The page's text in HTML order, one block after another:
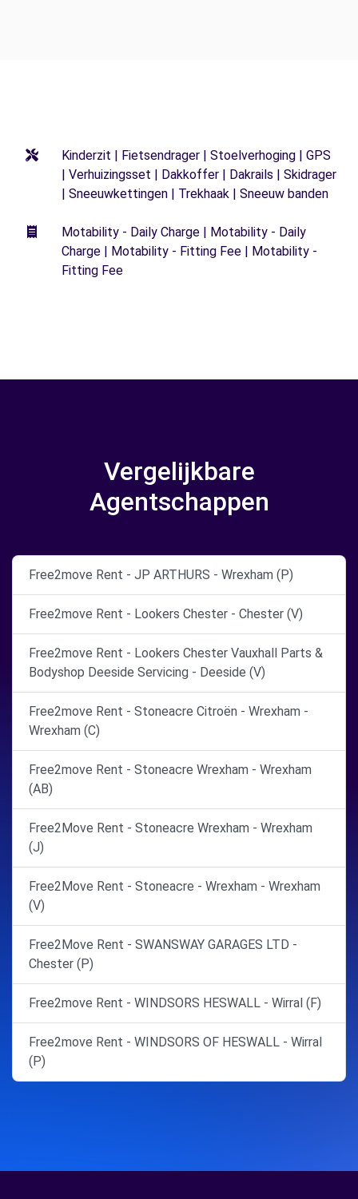
Kinderzit | Fietsendrager | Stoelverhoging | GPS
| Verhuizingsset | Dakkoffer | Dakrails | Skidrager
| Sneeuwkettingen | Trekhaak | Sneeuw banden
Motability - Daily Charge | Motability - Daily
Charge | Motability - Fitting Fee | Motability -
Fitting Fee
Vergelijkbare
Agentschappen
Free2move Rent - JP ARTHURS - Wrexham (P)
Free2move Rent - Lookers Chester - Chester (V)
Free2move Rent - Lookers Chester Vauxhall Parts &
Bodyshop Deeside Servicing - Deeside (V)
Free2move Rent - Stoneacre Citroën - Wrexham -
Wrexham (C)
Free2move Rent - Stoneacre Wrexham - Wrexham
(AB)
Free2Move Rent - Stoneacre Wrexham - Wrexham
(J)
Free2Move Rent - Stoneacre - Wrexham - Wrexham
(V)
Free2Move Rent - SWANSWAY GARAGES LTD -
Chester (P)
Free2move Rent - WINDSORS HESWALL - Wirral (F)
Free2move Rent - WINDSORS OF HESWALL - Wirral
(P)